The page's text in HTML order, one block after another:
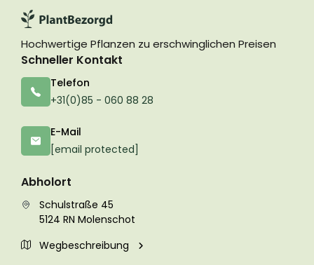
Hochwertige Pflanzen zu erschwinglichen Preisen
Schneller Kontakt
Telefon
+31(0)85 - 060 88 28
E-Mail
[email protected]
Abholort
Schulstraße 45
5124 RN Molenschot
Wegbeschreibung